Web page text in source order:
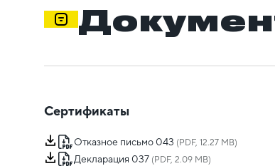
Сертификаты
Отказное письмо 043 (PDF, 12.27 MB)
Декларация 037 (PDF, 2.09 MB)